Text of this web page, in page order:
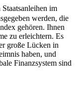
im
werden, die
gehören. Ihnen
zu erleichtern. Es
große Lücken in
haben, und
Finanzsystem sind